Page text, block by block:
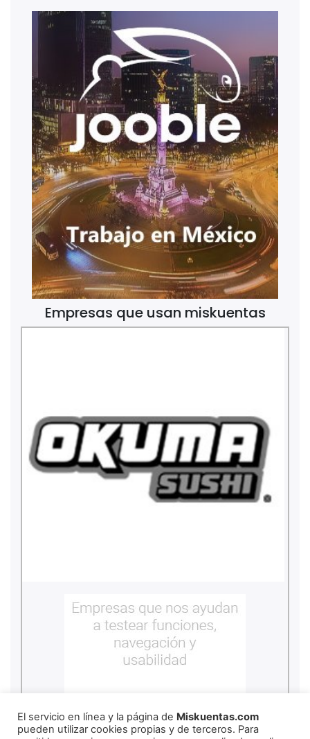
Empresas que usan miskuentas
El servicio en línea y la página de Miskuentas.com
pueden utilizar cookies propias y de terceros. Para